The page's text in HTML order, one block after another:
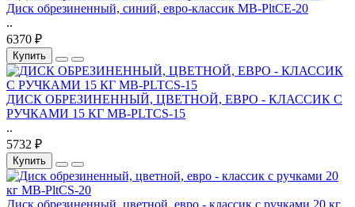
Диск обрезиненный, синий, евро-классик MB-PltCE-20
..
6370 ₽
Купить
ДИСК ОБРЕЗИНЕННЫЙ, ЦВЕТНОЙ, ЕВРО - КЛАССИК С
РУЧКАМИ 15 КГ MB-PLTCS-15
..
5732 ₽
Купить
Диск обрезиненный, цветной, евро - классик с ручками 20 кг